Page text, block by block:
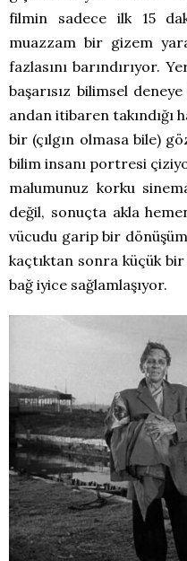
filmin sadece ilk 15
muazzam bir gizem
fazlasını barındırıyor.
başarısız bilimsel
andan itibaren takındığı
bir (çılgın olmasa bile)
bilim insanı portresi
malumunuz korku
değil, sonuçta akla
vücudu garip bir
kaçtıktan sonra küçük bir
bağ iyice sağlamlaşıyor.